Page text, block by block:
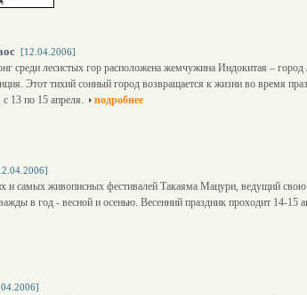
[12.04.2006]
среди лесистых гор расположена жемчужина Индокитая –
Этот тихий сонный город возвращается к жизни во время
13 по 15 апреля.
подробнее
и самых живописных фестивалей Такаяма Мацури, ведущий свою
в год - весной и осенью. Весенний праздник проходит 14-15